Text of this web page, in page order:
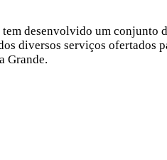
desenvolvido um conjunto
diversos serviços ofertados
Grande.